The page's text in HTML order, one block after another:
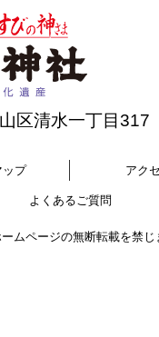
区清水一丁目317
ップ アク
よくあるご質問
ムページの無断転載を禁じ